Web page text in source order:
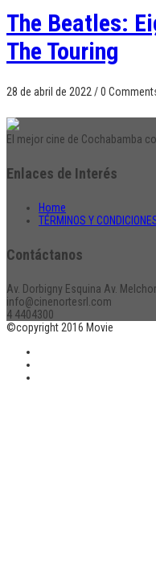
The Beatles:
The Touring
28 de abril de 2022 /0
El mejor cine de Cochabamba
Enlaces de Interés
Home
TÉRMINOS Y
Contáctanos
Av. Dorbigny Esquina Av.
info@cinenortesrl.com
4 4404300
©copyright 2016 Movie